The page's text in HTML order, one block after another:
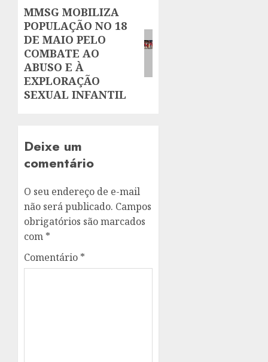
Next
post:
MMSG MOBILIZA
POPULAÇÃO NO 18
DE MAIO PELO
COMBATE AO
ABUSO E À
EXPLORAÇÃO
SEXUAL INFANTIL
Deixe um
comentário
O seu endereço de e-mail
não será publicado. Campos
obrigatórios são marcados
com *
Comentário *